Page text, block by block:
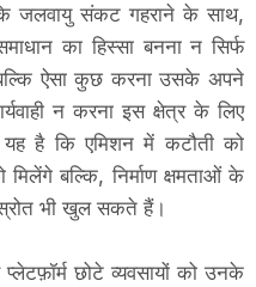
जलवायु संकट गहराने के साथ,
का हिस्सा बनना न सिर्फ
बल्कि ऐसा कुछ करना उसके अपने
न करना इस क्षेत्र के लिए
है कि एमिशन में कटौती को
बल्कि, निर्माण क्षमताओं के
भी खुल सकते हैं।
छोटे व्यवसायों को उनके